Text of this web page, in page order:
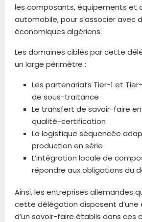
les composants, équipements et
automobile, pour s’associer avec
économiques algériens.
Les domaines ciblés par cette
un large périmètre :
Les partenariats Tier-1 et
de sous-traitance
Le transfert de savoir-faire
qualité-certification
La logistique séquencée
production en série
L’intégration locale de
répondre aux obligations du
Ainsi, les entreprises allemandes
cette délégation disposent d’une
d’un savoir-faire établis dans ces